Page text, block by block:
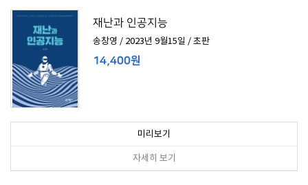
재난과 인공지능
송창영 / 2023년 9월15일 / 초판
14,400원
미리보기
자세히 보기